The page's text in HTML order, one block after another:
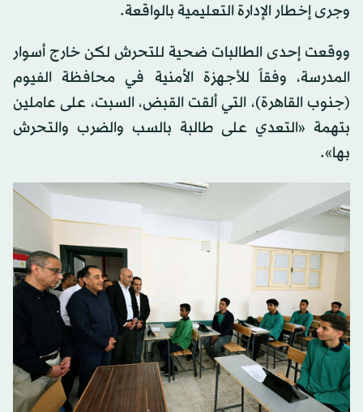
وجرى إخطار الإدارة التعليمية بالواقعة.
ووقعت إحدى الطالبات ضحية للتحرش لكن خارج أسوار
المدرسة، وفقاً للأجهزة الأمنية في محافظة الفيوم
(جنوب القاهرة)، التي ألقت القبض، السبت، على عاملين
بتهمة «التعدي على طالبة بالسب والضرب والتحرش
بها».